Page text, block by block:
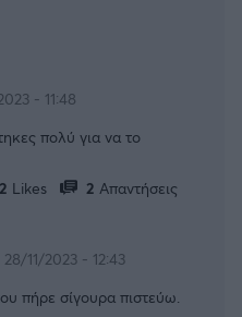
- 11:48
πολύ για να το
Likes 2 Απαντήσεις
28/11/2023 - 12:43
πήρε σίγουρα πιστεύω.